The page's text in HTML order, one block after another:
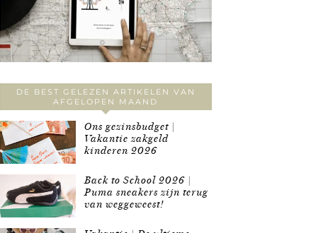
DE BEST GELEZEN ARTIKELEN VAN
AFGELOPEN MAAND
Ons gezinsbudget |
Vakantie zakgeld
kinderen 2026
Back to School 2026 |
Puma sneakers zijn terug
van weggeweest!